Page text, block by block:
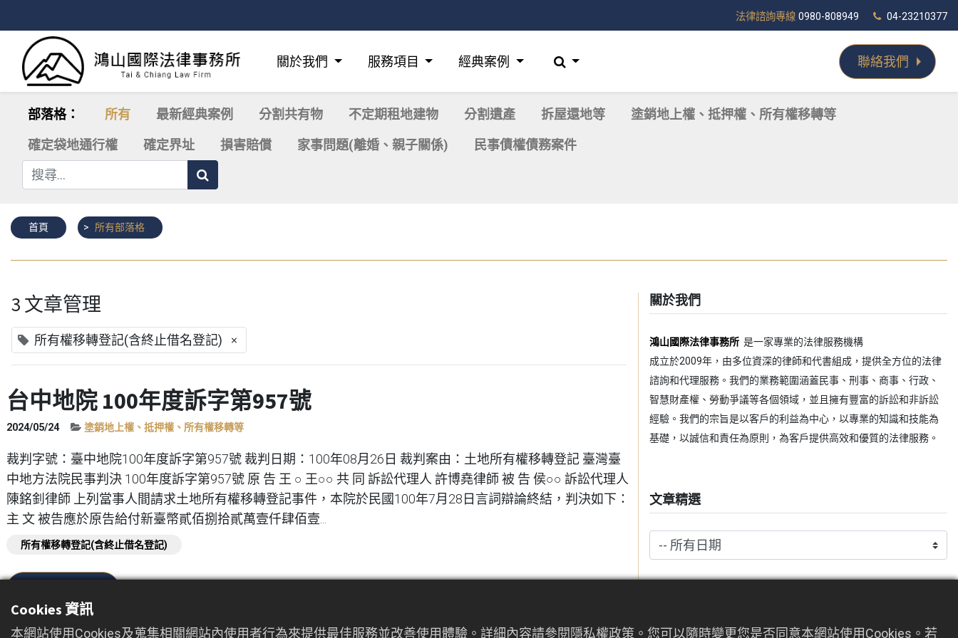
法律諮詢專線 0980-808949 04-23210377
關於我們 服務項目 經典案例 聯絡我們
部落格： 所有 最新經典案例 分割共有物 不定期租地建物 分割遺產 拆屋還地等 塗銷地上權、抵押權、所有權移轉等
確定袋地通行權 確定界址 損害賠償 家事問題(離婚、親子關係) 民事債權債務案件
首頁 所有部落格
3 文章管理
所有權移轉登記(含終止借名登記) ×
台中地院 100年度訴字第957號
2024/05/24 塗銷地上權、抵押權、所有權移轉等
裁判字號：臺中地院100年度訴字第957號 裁判日期：100年08月26日 裁判案由：土地所有權移轉登記 臺灣臺
中地方法院民事判決 100年度訴字第957號 原 告 王 ○ 王○○ 共 同 訴訟代理人 許博堯律師 被 告 侯○○ 訴訟代理人
陳銘釗律師 上列當事人間請求土地所有權移轉登記事件，本院於民國100年7月28日言詞辯論終結，判決如下：
主 文 被告應於原告給付新臺幣貳佰捌拾貳萬壹仟肆佰壹...
所有權移轉登記(含終止借名登記)
關於我們
鴻山國際法律事務所 是一家專業的法律服務機構
成立於2009年，由多位資深的律師和代書組成，提供全方位的法律
諮詢和代理服務。我們的業務範圍涵蓋民事、刑事、商事、行政、
智慧財產權、勞動爭議等各個領域，並且擁有豐富的訴訟和非訴訟
經驗。我們的宗旨是以客戶的利益為中心，以專業的知識和技能為
基礎，以誠信和責任為原則，為客戶提供高效和優質的法律服務。
文章精選
Cookies 資訊
本網站使用Cookies及蒐集相關網站內使用者行為來提供最佳服務並改善使用體驗。詳細內容請參閱隱私權政策。您可以隨時變更您是否同意本網站使用Cookies。若